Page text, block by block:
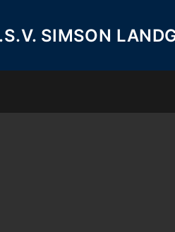
SIMSON